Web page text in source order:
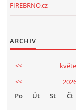
FIREBRNO.cz
ARCHIV
<<
<<
Po
Út St Čt